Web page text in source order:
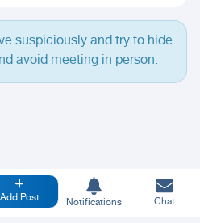
suspiciously and try to hide
avoid meeting in person.
Add Post Notifications Chat